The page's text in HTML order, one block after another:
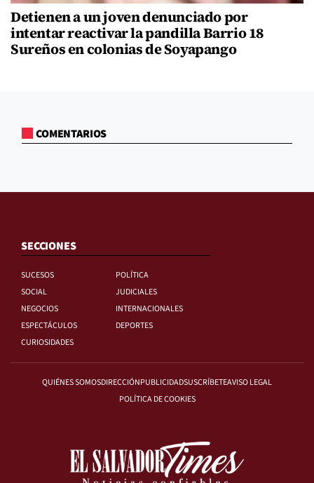
Detienen a un joven denunciado por
intentar reactivar la pandilla Barrio 18
Sureños en colonias de Soyapango
COMENTARIOS
SECCIONES
SUCESOS
POLÍTICA
SOCIAL
JUDICIALES
NEGOCIOS
INTERNACIONALES
ESPECTÁCULOS
DEPORTES
CURIOSIDADES
QUIÉNES SOMOSDIRECCIÓNPUBLICIDADSUSCRÍBETEAVISO LEGAL
POLÍTICA DE COOKIES